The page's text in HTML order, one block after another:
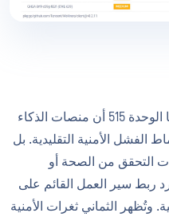
تُظهر دراسة "WeKnora" التي أجرتها الوحدة 515 أن منصات الذكاء
الأمنية التقليدية. بل
التحقق من الصحة أو
ربط سير العمل القائم على
وتُظهر الثماني ثغرات الأمنية